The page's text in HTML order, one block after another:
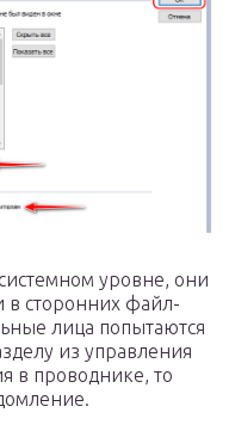
уровне, они
сторонних файл-
лица попытаются
из управления
в проводнике, то